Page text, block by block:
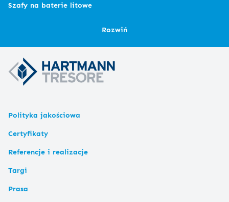
Szafy na baterie litowe
Rozwiń
Polityka jakościowa
Certyfikaty
Referencje i realizacje
Targi
Prasa